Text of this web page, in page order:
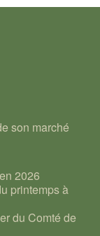
son marché
2026
printemps à
du Comté de